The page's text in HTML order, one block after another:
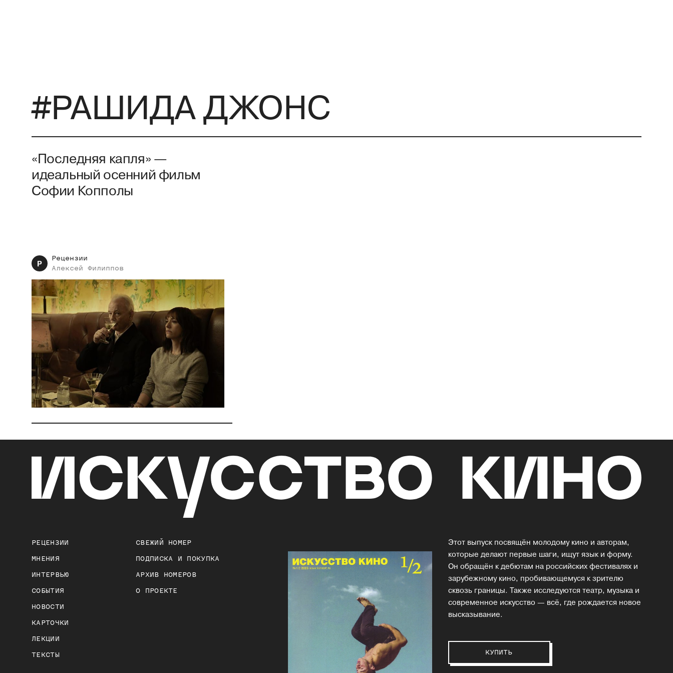
#РАШИДА ДЖОНС
«Последняя капля» —
идеальный осенний фильм
Софии Копполы
Р
Рецензии
Алексей
Филиппов
РЕЦЕНЗИИ
МНЕНИЯ
ИНТЕРВЬЮ
СОБЫТИЯ
НОВОСТИ
КАРТОЧКИ
ЛЕКЦИИ
ТЕКСТЫ
СВЕЖИЙ НОМЕР
ПОДПИСКА И ПОКУПКА
АРХИВ НОМЕРОВ
О ПРОЕКТЕ
Этот выпуск посвящён молодому кино и авторам,
которые делают первые шаги, ищут язык и форму.
Он обращён к дебютам на российских фестивалях и
зарубежному кино, пробивающемуся к зрителю
сквозь границы. Также исследуются театр, музыка и
современное искусство — всё, где рождается новое
высказывание.
КУПИТЬ